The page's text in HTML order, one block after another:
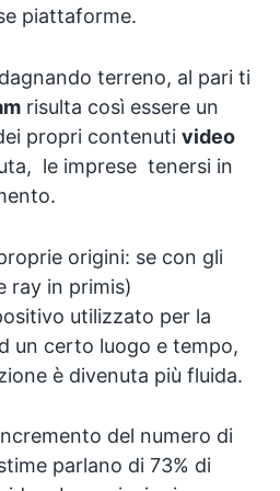
piattaforme.
terreno, al pari ti
risulta così essere un
propri contenuti video
le imprese tenersi in
origini: se con gli
ray in primis)
utilizzato per la
un certo luogo e tempo,
è divenuta più fluida.
del numero di
parlano di 73% di